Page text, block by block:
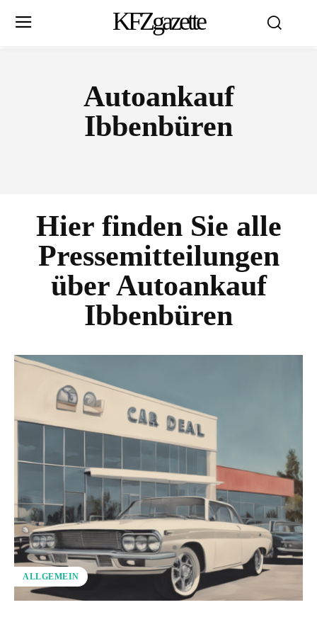
KFZgazette
Autoankauf
Ibbenbüren
Hier finden Sie alle
Pressemitteilungen
überAutoankauf
Ibbenbüren
ALLGEMEIN